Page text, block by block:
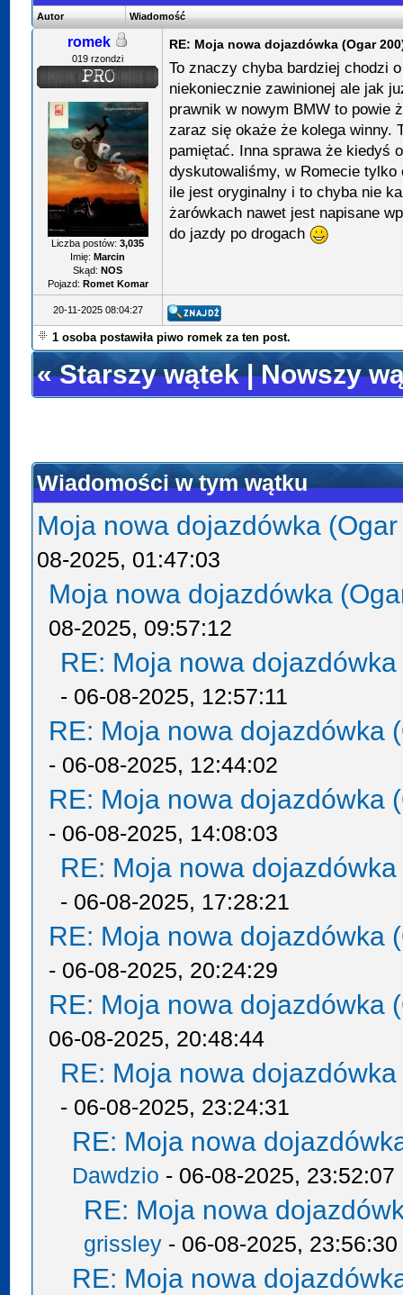
Autor Wiadomość
romek
019 rzondzi
Liczba postów:3,035
Imię: Marcin
Skąd: NOS
Pojazd: Romet Komar
RE: Moja nowa dojazdówka (Ogar
To znaczy chyba bardziej chodzi
niekoniecznie zawinionej ale jak
prawnik w nowym BMW to powie
zaraz się okaże że kolega winny.
pamiętać. Inna sprawa że kiedyś
dyskutowaliśmy, w Romecie
ile jest oryginalny i to chyba nie
żarówkach nawet jest napisane
do jazdy po drogach
20-11-2025 08:04:27
1 osoba postawiła piwo romek za ten post.
«Starszy wątek|Nowszy
Wiadomości w tym wątku
Moja nowa dojazdówka
08-2025, 01:47:03
Moja nowa dojazdówka
08-2025, 09:57:12
RE: Moja nowa
- 06-08-2025, 12:57:11
RE: Moja nowa dojazdówka
- 06-08-2025, 12:44:02
RE: Moja nowa dojazdówka
- 06-08-2025, 14:08:03
RE: Moja nowa
- 06-08-2025, 17:28:21
RE: Moja nowa dojazdówka
- 06-08-2025, 20:24:29
RE: Moja nowa dojazdówka
06-08-2025, 20:48:44
RE: Moja nowa
- 06-08-2025, 23:24:31
RE: Moja nowa
Dawdzio - 06-08-2025, 23:52:07
RE: Moja nowa
grissley - 06-08-2025, 23:56:30
RE: Moja nowa